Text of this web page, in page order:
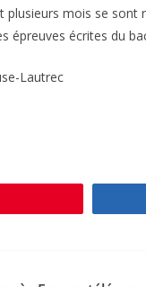
mois se sont
épreuves écrites du
Lautrec